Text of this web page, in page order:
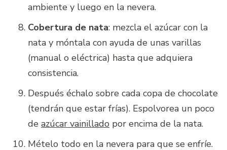
ambiente y luego en la nevera.
Cobertura de nata: mezcla el azúcar con la
nata y móntala con ayuda de unas varillas
(manual o eléctrica) hasta que adquiera
consistencia.
Después échalo sobre cada copa de chocolate
(tendrán que estar frías). Espolvorea un poco
de azúcar vainillado por encima de la nata.
Mételo todo en la nevera para que se enfríe.